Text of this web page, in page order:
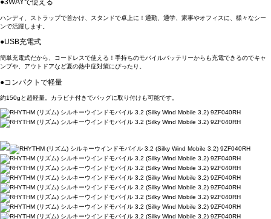
ハンディ、ストラップで首かけ、スタンドで卓上に！通勤、通学、家事やオフィスに、様々なシー
ンで活躍します。
●USB充電式
簡単充電式だから、コードレスで使える！手持ちのモバイルバッテリーからも充電できるのでキャ
ンプや、アウトドアなど夏の熱中症対策にぴったり。
●コンパクトで軽量
約150gと超軽量。カラビナ付きでバッグに取り付けも可能です。